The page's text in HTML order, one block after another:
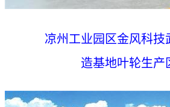
凉州工业园区金风科技
造基地叶轮生产